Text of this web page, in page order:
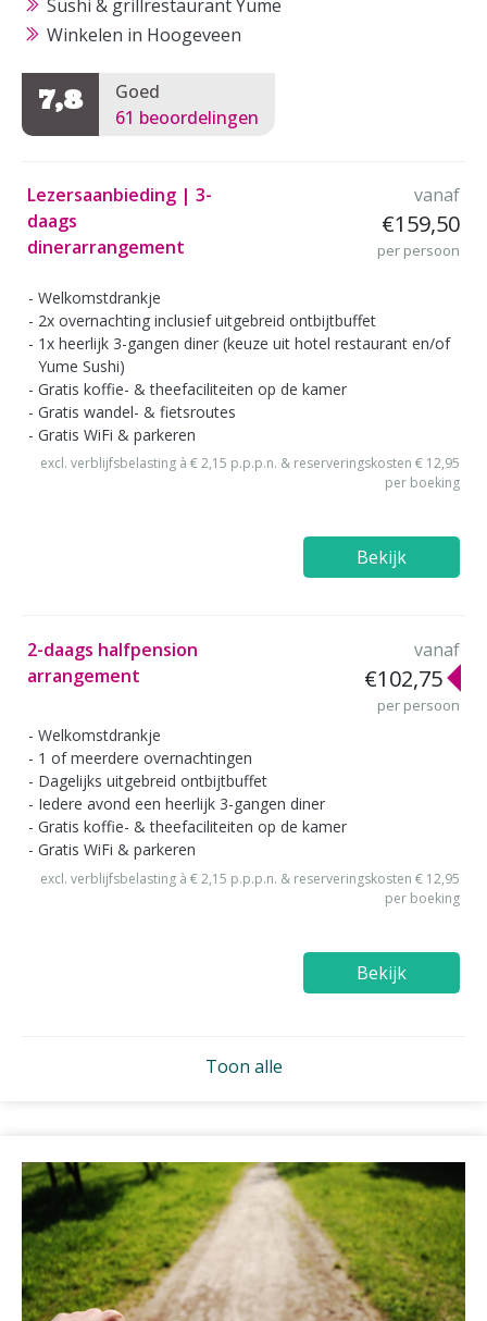
Sushi & grillrestaurant Yume
Winkelen in Hoogeveen
7,8
Goed
61 beoordelingen
Lezersaanbieding | 3-
daags
dinerarrangement
vanaf
€159,50
per persoon
Welkomstdrankje
2x overnachting inclusief uitgebreid ontbijtbuffet
1x heerlijk 3-gangen diner (keuze uit hotel restaurant en/of
Yume Sushi)
Gratis koffie- & theefaciliteiten op de kamer
Gratis wandel- & fietsroutes
Gratis WiFi & parkeren
excl. verblijfsbelasting à € 2,15 p.p.p.n. & reserveringskosten € 12,95
per boeking
Bekijk
2-daags halfpension
arrangement
vanaf
€102,75
per persoon
Welkomstdrankje
1 of meerdere overnachtingen
Dagelijks uitgebreid ontbijtbuffet
Iedere avond een heerlijk 3-gangen diner
Gratis koffie- & theefaciliteiten op de kamer
Gratis WiFi & parkeren
excl. verblijfsbelasting à € 2,15 p.p.p.n. & reserveringskosten € 12,95
per boeking
Bekijk
Toon alle